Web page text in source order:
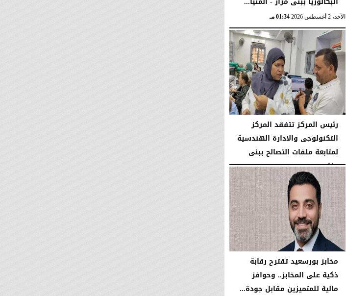
الأحد، 2 أغسطس 2026 01:34 مـ
رئيس المركز تتفقد المركز
التكنولوجى والادارة الهندسية
لمتابعة ملفات التصالح ببنى
مزار
الأربعاء، 29 يوليو 2026 02:03 مـ
مخابز بورسعيد تقترح رقابة
ذكية على المخابز.. وحوافز
مالية للمتميزين مقابل جودة...